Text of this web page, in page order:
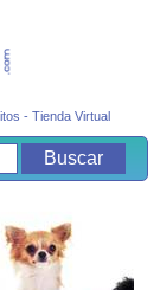
-Tienda Virtual